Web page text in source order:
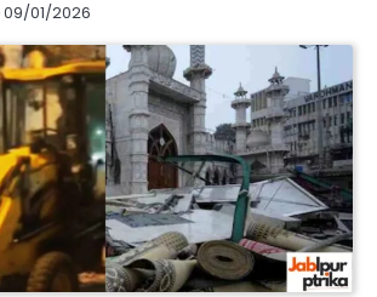
09/01/2026